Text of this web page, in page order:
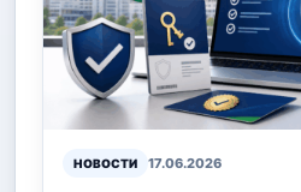
НОВОСТИ 17.06.2026